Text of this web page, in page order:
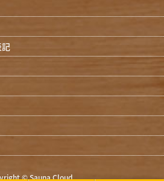
© Sauna Cloud